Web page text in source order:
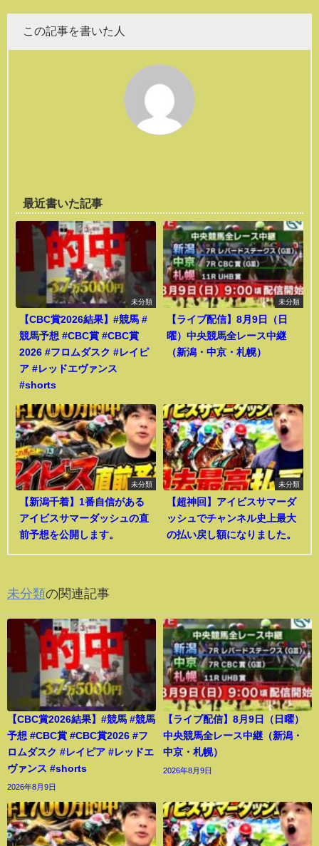
この記事を書いた人
最近書いた記事
未分類
【CBC賞2026結果】#競馬 #
競馬予想 #CBC賞 #CBC賞
2026 #フロムダスク #レイピ
ア #レッドエヴァンス
#shorts
未分類
【ライブ配信】8月9日（日
曜）中央競馬全レース中継
（新潟・中京・札幌）
未分類
【新潟千着】1番自信がある
アイビスサマーダッシュの直
前予想を公開します。
未分類
【超神回】アイビスサマーダ
ッシュでチャンネル史上最大
の払い戻し額になりました。
未分類の関連記事
【CBC賞2026結果】#競馬 #競馬
予想 #CBC賞 #CBC賞2026 #フ
ロムダスク #レイピア #レッドエ
ヴァンス #shorts
2026年8月9日
【ライブ配信】8月9日（日曜）
中央競馬全レース中継（新潟・
中京・札幌）
2026年8月9日